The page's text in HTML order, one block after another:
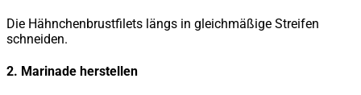
Die Hähnchenbrustfilets längs in gleichmäßige Streifen
schneiden.
2. Marinade herstellen